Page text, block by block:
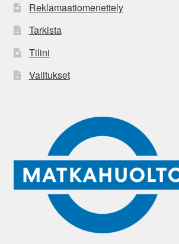
Reklamaatiomenettely
Tarkista
Tilini
Valitukset